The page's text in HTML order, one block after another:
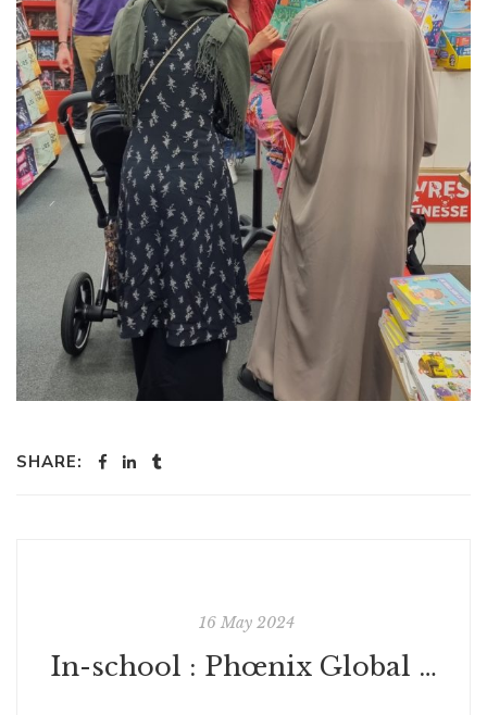
SHARE:
16 May 2024
In-school : Phœnix Global Green School CA - USA